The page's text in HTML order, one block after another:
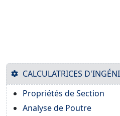
CALCULATRICES
Propriétés de Section
Analyse de Poutre